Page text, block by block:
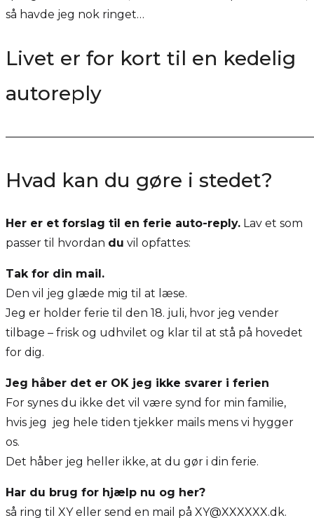
så havde jeg nok ringet…
Livet er for kort til en kedelig
autoreply
Hvad kan du gøre i stedet?
Her er et forslag til en ferie auto-reply. Lav et som
passer til hvordan du vil opfattes:
Tak for din mail.
Den vil jeg glæde mig til at læse.
Jeg er holder ferie til den 18. juli, hvor jeg vender
tilbage – frisk og udhvilet og klar til at stå på hovedet
for dig.
Jeg håber det er OK jeg ikke svarer i ferien
For synes du ikke det vil være synd for min familie,
hvis jeg jeg hele tiden tjekker mails mens vi hygger
os.
Det håber jeg heller ikke, at du gør i din ferie.
Har du brug for hjælp nu og her?
så ring til XY eller send en mail på XY@XXXXXX.dk.